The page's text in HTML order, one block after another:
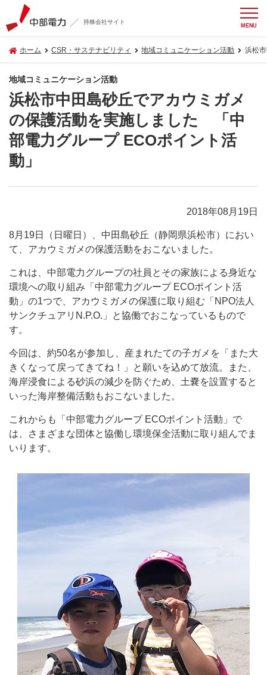
持株会社サイト MENU
ホーム CSR・サステナビリティ 地域コミュニケーション活動 浜松
地域コミュニケーション活動
浜松市中田島砂丘でアカウミガメ
の保護活動を実施しました 「中
部電力グループ ECOポイント活
動」
2018年08月19日
8月19日（日曜日）、中田島砂丘（静岡県浜松市）におい
て、アカウミガメの保護活動をおこないました。
これは、中部電力グループの社員とその家族による身近な
環境への取り組み「中部電力グループ ECOポイント活
動」の1つで、アカウミガメの保護に取り組む「NPO法人
サンクチュアリN.P.O.」と協働でおこなっているもので
す。
今回は、約50名が参加し、産まれたての子ガメを「また大
きくなって戻ってきてね！」と願いを込めて放流。また、
海岸浸食による砂浜の減少を防ぐため、土嚢を設置すると
いった海岸整備活動もおこないました。
これからも「中部電力グループ ECOポイント活動」で
は、さまざまな団体と協働し環境保全活動に取り組んでま
いります。